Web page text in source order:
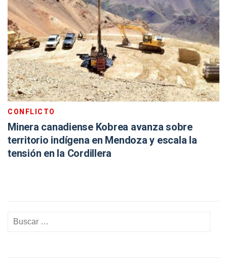
CONFLICTO
Minera canadiense Kobrea avanza sobre
territorio indígena en Mendoza y escala la
tensión en la Cordillera